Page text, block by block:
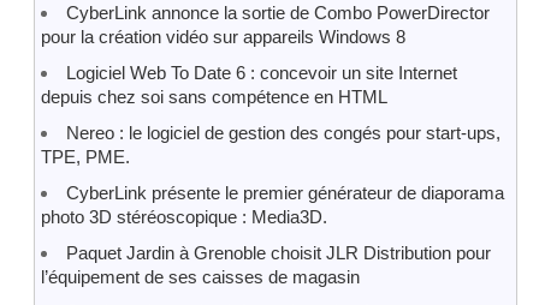
CyberLink annonce la sortie de Combo PowerDirector
pour la création vidéo sur appareils Windows 8
Logiciel Web To Date 6 : concevoir un site Internet
depuis chez soi sans compétence en HTML
Nereo : le logiciel de gestion des congés pour start-ups,
TPE, PME.
CyberLink présente le premier générateur de diaporama
photo 3D stéréoscopique : Media3D.
Paquet Jardin à Grenoble choisit JLR Distribution pour
l’équipement de ses caisses de magasin